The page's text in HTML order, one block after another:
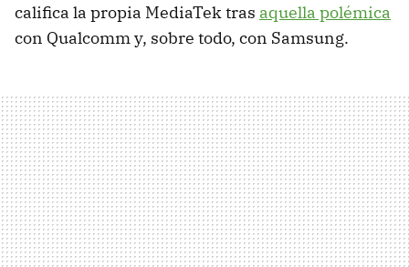
califica la propia MediaTek tras aquella polémica
con Qualcomm y, sobre todo, con Samsung.